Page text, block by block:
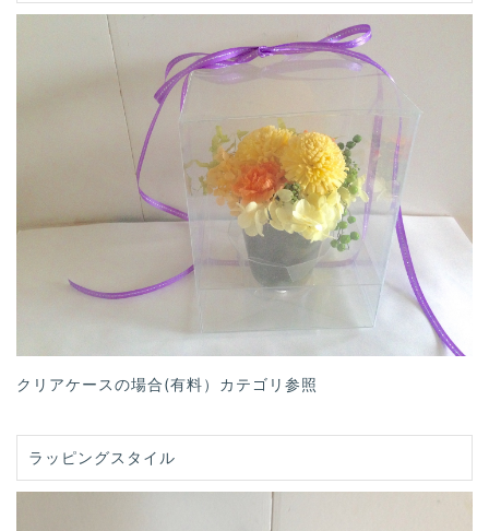
クリアケースの場合(有料）カテゴリ参照
ラッピングスタイル